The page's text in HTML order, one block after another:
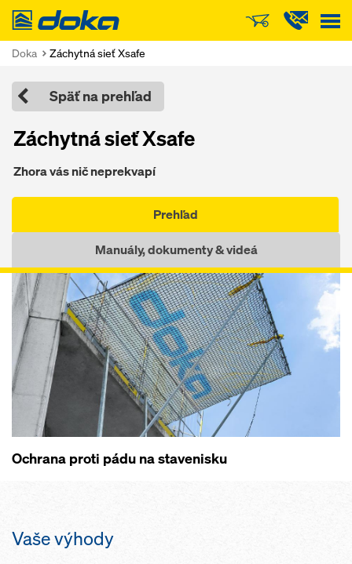
Doka
Doka Záchytná sieť Xsafe
Späť na prehľad
Záchytná sieť Xsafe
Zhora vás nič neprekvapí
Prehľad
Manuály, dokumenty & videá
Ochrana proti pádu na stavenisku
Vaše výhody